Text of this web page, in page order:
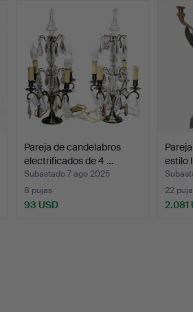
Pareja de candelabros
electrificados de 4 …
Subastado 7 ago 2025
8 pujas
93 USD
estilo
22
2.081